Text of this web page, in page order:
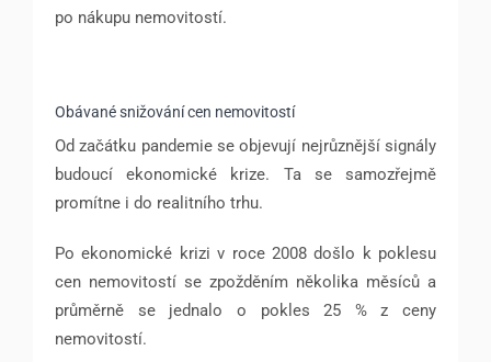
po nákupu nemovitostí.
Obávané snižování cen nemovitostí
Od začátku pandemie se objevují nejrůznější signály
budoucí ekonomické krize. Ta se samozřejmě
promítne i do realitního trhu.
Po ekonomické krizi v roce 2008 došlo k poklesu
cen nemovitostí se zpožděním několika měsíců a
průměrně se jednalo o pokles 25 % z ceny
nemovitostí.